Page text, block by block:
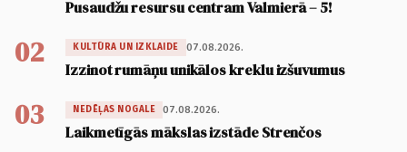
Pusaudžu resursu centram Valmierā – 5!
02 KULTŪRA UN IZKLAIDE 07.08.2026.
Izzinot rumāņu unikālos kreklu izšuvumus
03 NEDĒĻAS NOGALE 07.08.2026.
Laikmetīgās mākslas izstāde Strenčos